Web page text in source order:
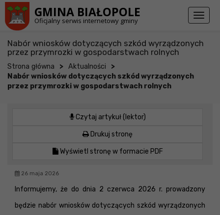
GMINA BIAŁOPOLE
Oficjalny serwis internetowy gminy
Toggle
Nabór wniosków dotyczących szkód wyrządzonych
przez przymrozki w gospodarstwach rolnych
Strona główna > Aktualności >
Nabór wniosków dotyczących szkód wyrządzonych
przez przymrozki w gospodarstwach rolnych
Czytaj artykuł (lektor)
Drukuj stronę
Wyświetl stronę w formacie PDF
26 maja 2026
Informujemy, że do dnia 2 czerwca 2026 r. prowadzony
będzie nabór wniosków dotyczących szkód wyrządzonych